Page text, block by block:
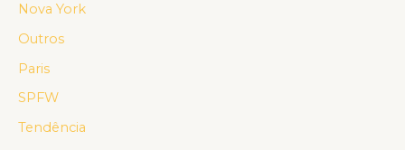
Nova York
Outros
Paris
SPFW
Tendência